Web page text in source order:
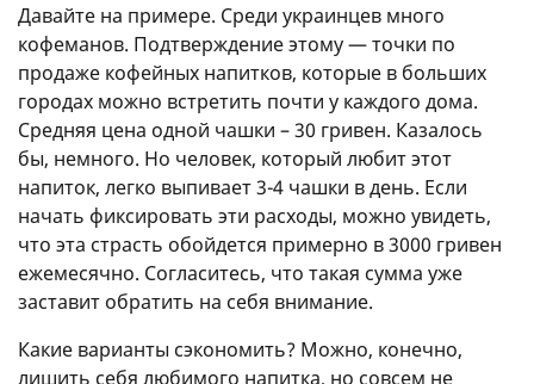
Давайте на примере. Среди украинцев много
кофеманов. Подтверждение этому — точки по
продаже кофейных напитков, которые в больших
городах можно встретить почти у каждого дома.
Средняя цена одной чашки – 30 гривен. Казалось
бы, немного. Но человек, который любит этот
напиток, легко выпивает 3-4 чашки в день. Если
начать фиксировать эти расходы, можно увидеть,
что эта страсть обойдется примерно в 3000 гривен
ежемесячно. Согласитесь, что такая сумма уже
заставит обратить на себя внимание.
Какие варианты сэкономить? Можно, конечно,
лишить себя любимого напитка, но совсем не